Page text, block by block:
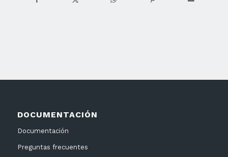
DOCUMENTACIÓN
Documentación
Preguntas frecuentes